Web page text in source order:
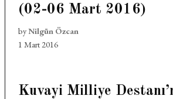
(02-06 Mart 2016)
byNilgün Özcan
1 Mart 2016
Kuvayi Milliye